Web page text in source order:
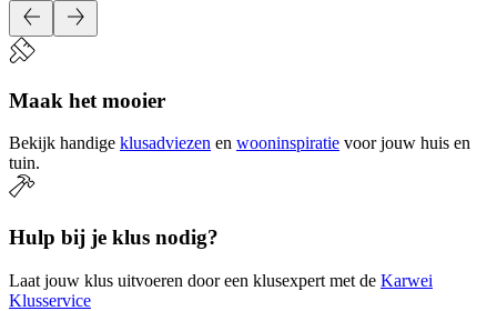
Maak het mooier
Bekijk handige klusadviezen en wooninspiratie voor jouw huis en
tuin.
Hulp bij je klus nodig?
Laat jouw klus uitvoeren door een klusexpert met de Karwei
Klusservice